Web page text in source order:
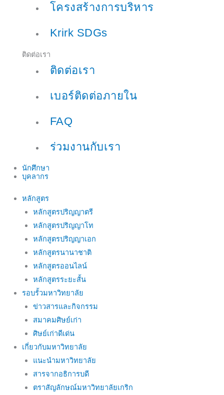
โครงสร้างการบริหาร
Krirk SDGs
ติดต่อเรา
ติดต่อเรา
เบอร์ติดต่อภายใน
FAQ
ร่วมงานกับเรา
นักศึกษา
บุคลากร
หลักสูตร
หลักสูตรปริญญาตรี
หลักสูตรปริญญาโท
หลักสูตรปริญญาเอก
หลักสูตรนานาชาติ
หลักสูตรออนไลน์
หลักสูตรระยะสั้น
รอบรั้วมหาวิทยาลัย
ข่าวสารและกิจกรรม
สมาคมศิษย์เก่า
ศิษย์เก่าดีเด่น
เกี่ยวกับมหาวิทยาลัย
แนะนำมหาวิทยาลัย
สารจากอธิการบดี
ตราสัญลักษณ์มหาวิทยาลัยเกริก